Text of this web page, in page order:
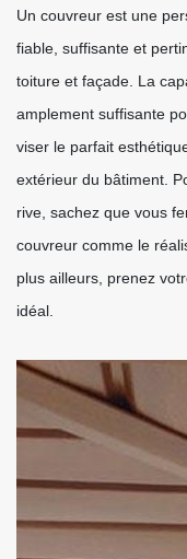
Un couvreur est une
fiable, suffisante et
toiture et façade. La
amplement suffisante
viser le parfait
extérieur du bâtiment.
rive, sachez que vous
couvreur comme le
plus ailleurs, prenez
idéal.